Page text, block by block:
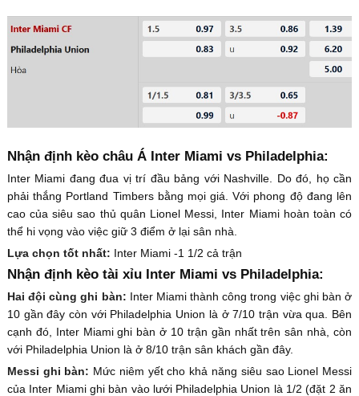
Nhận định kèo châu Á Inter Miami vs Philadelphia:
Inter Miami đang đua vị trí đầu bảng với Nashville. Do đó, họ cần
phải thắng Portland Timbers bằng mọi giá. Với phong độ đang lên
cao của siêu sao thủ quân Lionel Messi, Inter Miami hoàn toàn có
thể hi vọng vào việc giữ 3 điểm ở lại sân nhà.
Lựa chọn tốt nhất: Inter Miami -1 1/2 cả trận
Nhận định kèo tài xỉu Inter Miami vs Philadelphia:
Hai đội cùng ghi bàn: Inter Miami thành công trong việc ghi bàn ở
10 gần đây còn với Philadelphia Union là ở 7/10 trận vừa qua. Bên
cạnh đó, Inter Miami ghi bàn ở 10 trận gần nhất trên sân nhà, còn
với Philadelphia Union là ở 8/10 trận sân khách gần đây.
Messi ghi bàn: Mức niêm yết cho khả năng siêu sao Lionel Messi
của Inter Miami ghi bàn vào lưới Philadelphia Union là 1/2 (đặt 2 ăn